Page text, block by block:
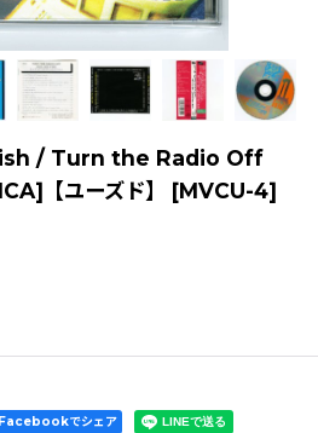
/ Turn the Radio Off
【ユーズド】
[MVCU-4]
Facebookでシェア